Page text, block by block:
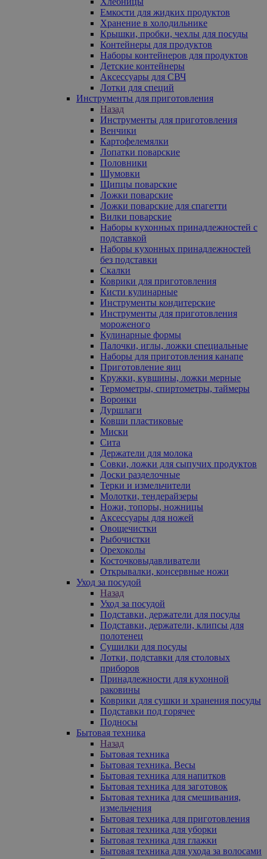
Емкости для жидких продуктов
Хранение в холодильнике
Крышки, пробки, чехлы для посуды
Контейнеры для продуктов
Наборы контейнеров для продуктов
Детские контейнеры
Аксессуары для СВЧ
Лотки для специй
Инструменты для приготовления
Назад
Инструменты для приготовления
Венчики
Картофелемялки
Лопатки поварские
Половники
Шумовки
Щипцы поварские
Ложки поварские
Ложки поварские для спагетти
Вилки поварские
Наборы кухонных принадлежностей с
подставкой
Наборы кухонных принадлежностей
без подставки
Скалки
Коврики для приготовления
Кисти кулинарные
Инструменты кондитерские
Инструменты для приготовления
мороженого
Кулинарные формы
Палочки, иглы, ложки специальные
Наборы для приготовления канапе
Приготовление яиц
Кружки, кувшины, ложки мерные
Термометры, спиртометры, таймеры
Воронки
Дуршлаги
Ковши пластиковые
Миски
Сита
Держатели для молока
Совки, ложки для сыпучих продуктов
Доски разделочные
Терки и измельчители
Молотки, тендерайзеры
Ножи, топоры, ножницы
Аксессуары для ножей
Овощечистки
Рыбочистки
Орехоколы
Косточковыдавливатели
Открывалки, консервные ножи
Уход за посудой
Назад
Уход за посудой
Подставки, держатели для посуды
Подставки, держатели, клипсы для
полотенец
Сушилки для посуды
Лотки, подставки для столовых
приборов
Принадлежности для кухонной
раковины
Коврики для сушки и хранения посуды
Подставки под горячее
Подносы
Бытовая техника
Назад
Бытовая техника
Бытовая техника. Весы
Бытовая техника для напитков
Бытовая техника для заготовок
Бытовая техника для смешивания,
измельчения
Бытовая техника для приготовления
Бытовая техника для уборки
Бытовая техника для глажки
Бытовая техника для ухода за волосами